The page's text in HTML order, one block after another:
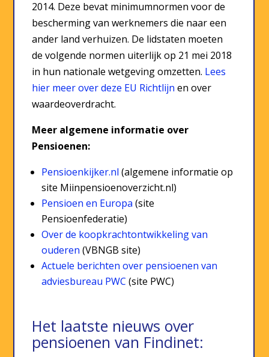
2014. Deze bevat minimumnormen voor de
bescherming van werknemers die naar een
ander land verhuizen. De lidstaten moeten
de volgende normen uiterlijk op 21 mei 2018
in hun nationale wetgeving omzetten. Lees
hier meer over deze EU Richtlijn en over
waardeoverdracht.
Meer algemene informatie over
Pensioenen:
Pensioenkijker.nl(algemene informatie op
site Miinpensioenoverzicht.nl)
Pensioen en Europa (site
Pensioenfederatie)
Over de koopkrachtontwikkeling van
ouderen (VBNGB site)
Actuele berichten over pensioenen van
adviesbureau PWC (site PWC)
Het laatste nieuws over
pensioenen van Findinet: